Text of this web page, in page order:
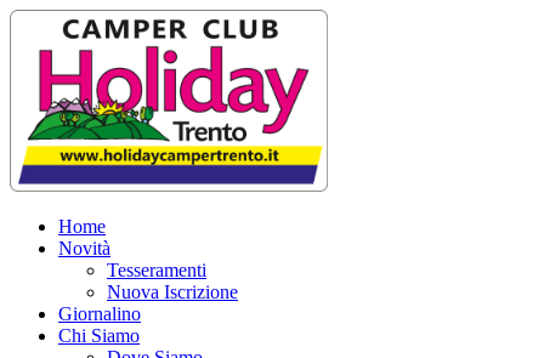
Home
Novità
Tesseramenti
Nuova Iscrizione
Giornalino
Chi Siamo